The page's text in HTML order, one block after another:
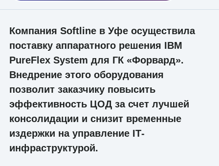
Компания Softline в Уфе осуществила
поставку аппаратного решения IBM
PureFlex System для ГК «Форвард».
Внедрение этого оборудования
позволит заказчику повысить
эффективность ЦОД за счет лучшей
консолидации и снизит временные
издержки на управление IТ-
инфраструктурой.